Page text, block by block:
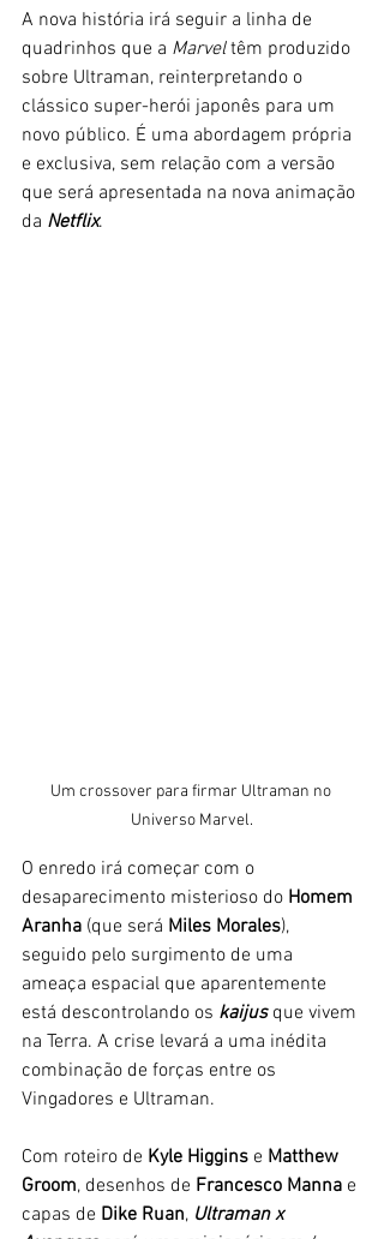
A nova história irá seguir a linha de
quadrinhos que a Marvel têm produzido
sobre Ultraman, reinterpretando o
clássico super-herói japonês para um
novo público. É uma abordagem própria
e exclusiva, sem relação com a versão
que será apresentada na nova animação
da Netflix.
Um crossover para firmar Ultraman no
Universo Marvel.
O enredo irá começar com o
desaparecimento misterioso do Homem
Aranha (que será Miles Morales),
seguido pelo surgimento de uma
ameaça espacial que aparentemente
está descontrolando os kaijus que vivem
na Terra. A crise levará a uma inédita
combinação de forças entre os
Vingadores e Ultraman.
Com roteiro de Kyle Higgins e Matthew
Groom, desenhos de Francesco Manna e
capas de Dike Ruan, Ultraman x